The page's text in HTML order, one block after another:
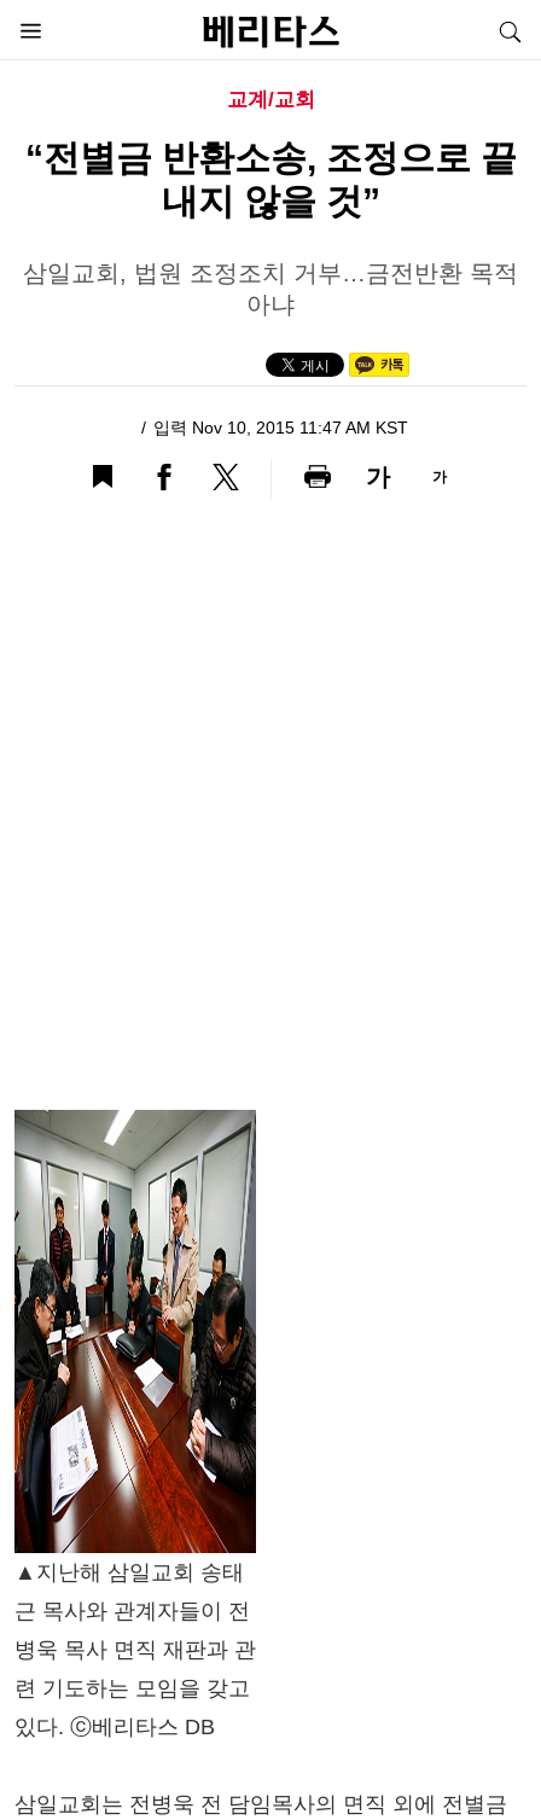
교계/교회
“전별금 반환소송, 조정으로 끝
내지 않을 것”
삼일교회, 법원 조정조치 거부…금전반환 목적
아냐
입력 Nov 10, 2015 11:47 AM KST
가 가
▲지난해 삼일교회 송태
근 목사와 관계자들이 전
병욱 목사 면직 재판과 관
련 기도하는 모임을 갖고
있다. ⓒ베리타스 DB
삼일교회는 전병욱 전 담임목사의 면직 외에 전별금